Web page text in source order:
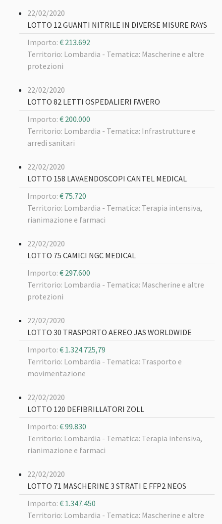
22/02/2020
LOTTO 12 GUANTI NITRILE IN DIVERSE MISURE RAYS
Importo: € 213.692
Territorio: Lombardia - Tematica: Mascherine e altre
protezioni
22/02/2020
LOTTO 82 LETTI OSPEDALIERI FAVERO
Importo: € 200.000
Territorio: Lombardia - Tematica: Infrastrutture e
arredi sanitari
22/02/2020
LOTTO 158 LAVAENDOSCOPI CANTEL MEDICAL
Importo: € 75.720
Territorio: Lombardia - Tematica: Terapia intensiva,
rianimazione e farmaci
22/02/2020
LOTTO 75 CAMICI NGC MEDICAL
Importo: € 297.600
Territorio: Lombardia - Tematica: Mascherine e altre
protezioni
22/02/2020
LOTTO 30 TRASPORTO AEREO JAS WORLDWIDE
Importo: € 1.324.725,79
Territorio: Lombardia - Tematica: Trasporto e
movimentazione
22/02/2020
LOTTO 120 DEFIBRILLATORI ZOLL
Importo: € 99.830
Territorio: Lombardia - Tematica: Terapia intensiva,
rianimazione e farmaci
22/02/2020
LOTTO 71 MASCHERINE 3 STRATI E FFP2 NEOS
Importo: € 1.347.450
Territorio: Lombardia - Tematica: Mascherine e altre